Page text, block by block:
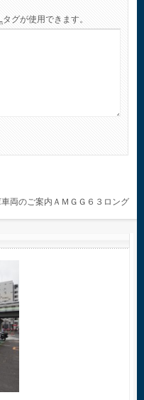
タグが使用できます。
車両のご案内ＡＭＧＧ６３ロング